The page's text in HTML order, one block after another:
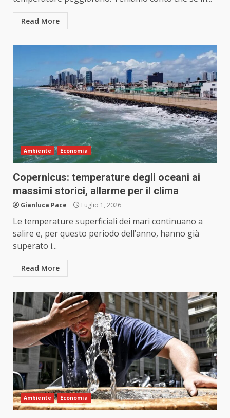
Read More
Ambiente Economia
Copernicus: temperature degli oceani ai
massimi storici, allarme per il clima
Gianluca Pace Luglio 1, 2026
Le temperature superficiali dei mari continuano a
salire e, per questo periodo dell’anno, hanno già
superato i...
Read More
Ambiente Economia